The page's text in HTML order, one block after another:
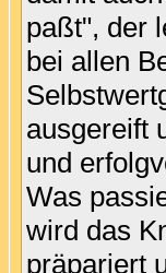
paßt", der
bei allen
ausgereift
und
Was
wird das
präpariert